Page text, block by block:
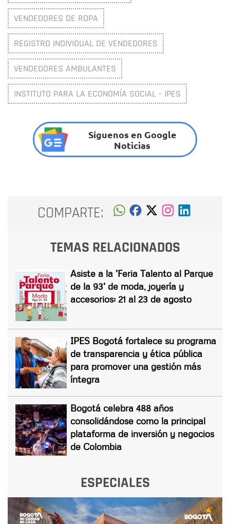
VENDEDORES DE ROPA
REGISTRO INDIVIDUAL DE VENDEDORES
VENDEDORES AMBULANTES
INSTITUTO PARA LA ECONOMÍA SOCIAL - IPES
Síguenos en Google
Noticias
COMPARTE:
TEMAS RELACIONADOS
Asiste a la 'Feria Talento al Parque
de la 93' de moda, joyería y
accesorios: 21 al 23 de agosto
IPES Bogotá fortalece su programa
de transparencia y ética pública
para promover una gestión más
íntegra
Bogotá celebra 488 años
consolidándose como la principal
plataforma de inversión y negocios
de Colombia
ESPECIALES